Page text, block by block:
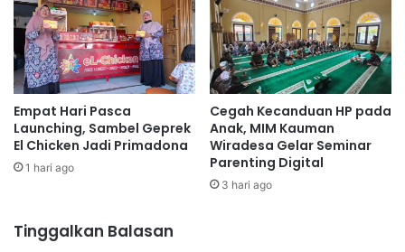
Empat Hari Pasca
Launching, Sambel Geprek
El Chicken Jadi Primadona
1 hari ago
Cegah Kecanduan HP pada
Anak, MIM Kauman
Wiradesa Gelar Seminar
Parenting Digital
3 hari ago
Tinggalkan Balasan